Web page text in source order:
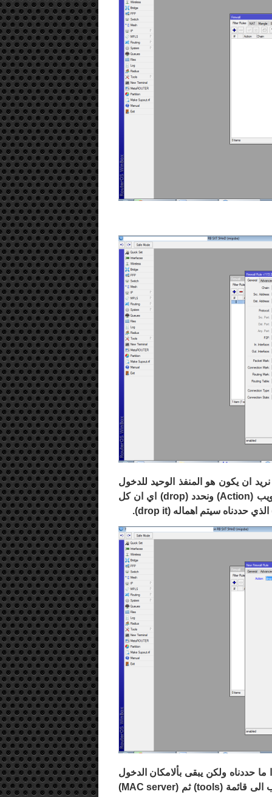
ان يكون هو المنفذ الوحيد للدخول
(
Action) ونحدد (drop) اي ان كل
الذي حددناه سيتم اهماله (drop it
).
حددناه ولكن يبقى بألامكان الدخول
الى قائمة (tools) ثم (MAC server
)